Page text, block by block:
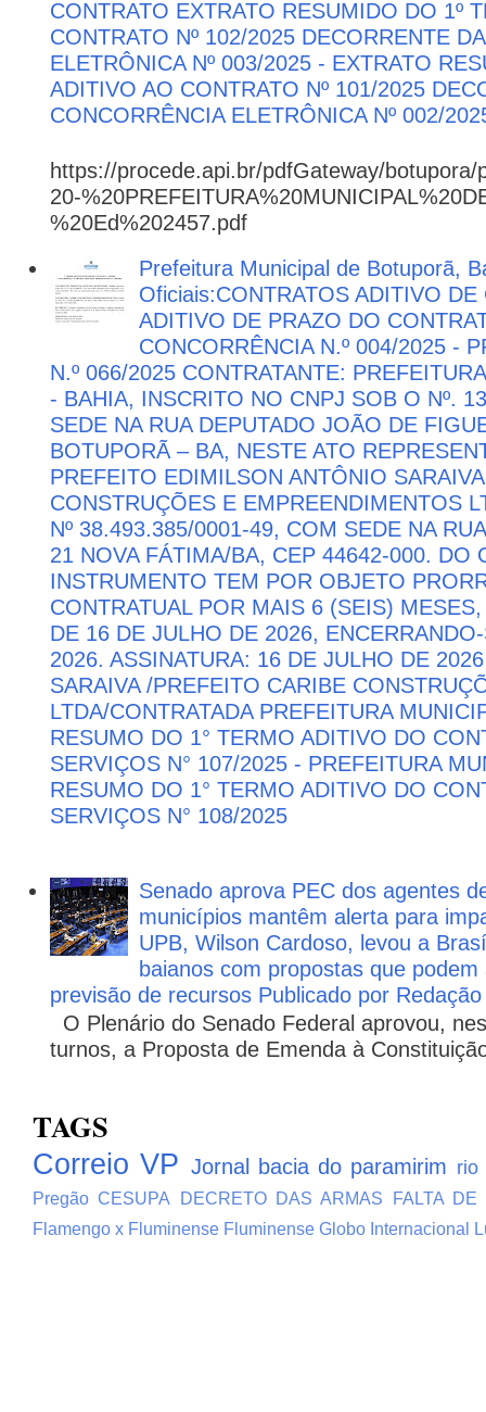
CONTRATO EXTRATO RESUMIDO DO 1º
CONTRATO Nº 102/2025 DECORRENTE
ELETRÔNICA Nº 003/2025 - EXTRATO
ADITIVO AO CONTRATO Nº 101/2025
CONCORRÊNCIA ELETRÔNICA Nº 002/
https://procede.api.br/pdfGateway/
20-
%20Ed%202457.pdf
Prefeitura Municipal de Botuporã,
Oficiais:CONTRATOS ADITIVO DE
ADITIVO DE PRAZO DO
CONCORRÊNCIA N.º 004/2025 -
N.º 066/2025 CONTRATANTE:
- BAHIA, INSCRITO NO CNPJ SOB O Nº.
SEDE NA RUA DEPUTADO JOÃO DE
BOTUPORÃ – BA, NESTE ATO
PREFEITO EDIMILSON ANTÔNIO
CONSTRUÇÕES E EMPREENDIMENTOS
Nº 38.493.385/0001-49, COM SEDE NA
21 NOVA FÁTIMA/BA, CEP 44642-000. DO
INSTRUMENTO TEM POR OBJETO
CONTRATUAL POR MAIS 6 (SEIS)
DE 16 DE JULHO DE 2026,
2026. ASSINATURA: 16 DE JULHO DE
SARAIVA /PREFEITO CARIBE
LTDA/CONTRATADA PREFEITURA
RESUMO DO 1° TERMO ADITIVO DO
SERVIÇOS N° 107/2025 - PREFEITURA
RESUMO DO 1° TERMO ADITIVO DO
SERVIÇOS N° 108/2025
Senado aprova PEC dos agentes
municípios mantêm alerta para
UPB, Wilson Cardoso, levou a
baianos com propostas que
previsão de recursos Publicado por
O Plenário do Senado Federal aprovou,
turnos, a Proposta de Emenda à
TAGS
Correio VP Jornal bacia do paramirim rio
Pregão CESUPA DECRETO DAS ARMAS
FALTA DE
Flamengo x Fluminense Fluminense Globo Internacional